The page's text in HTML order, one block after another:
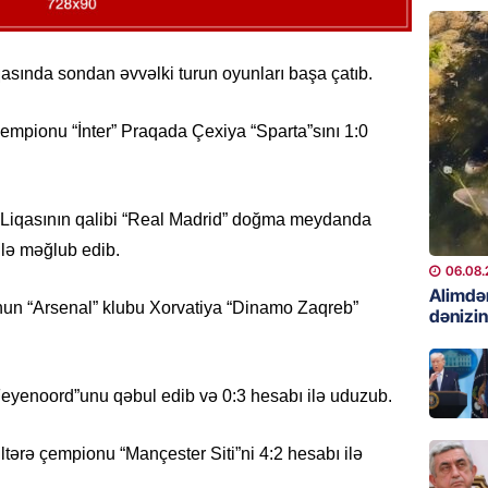
sondan əvvəlki turun oyunları başa çatıb.
“İnter” Praqada Çexiya “Sparta”sını 1:0
qalibi “Real Madrid” doğma meydanda
məğlub edib.
“Arsenal” klubu Xorvatiya “Dinamo Zaqreb”
qəbul edib və 0:3 hesabı ilə uduzub.
çempionu “Mançester Siti”ni 4:2 hesabı ilə
GÜNDƏM
etdiyi
DOSYE
GÜNDƏM
David
bağlı
DÜNYA
əl-